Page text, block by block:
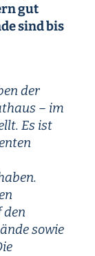
gut
sind bis
der
– im
Es ist
den
sowie